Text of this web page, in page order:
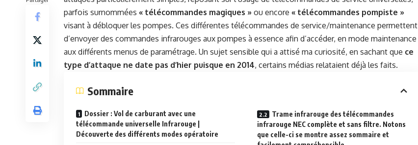
parfois surnommées « télécommandes magiques » ou encore « télécommandes pompiste »
visant à débloquer les pompes. Ces différentes télécommandes de service/maintenance permettent
d’envoyer des commandes infrarouges aux pompes à essence afin d’accéder, en mode maintenance
aux différents menus de paramétrage. Un sujet sensible qui a attisé ma curiosité, en sachant que ce
type d’attaque ne date pas d’hier puisque en 2014, certains médias relataient déjà les faits.
Sommaire
Dossier : Vol de carburant avec une
télécommande universelle Infrarouge |
Découverte des différents modes opératoire
Trame infrarouge des télécommandes
infrarouge NEC complète et sans filtre. Notons
que celle-ci se montre assez sommaire et